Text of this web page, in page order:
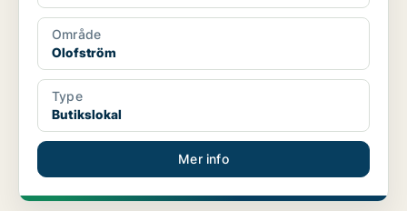
Område
Olofström
Type
Butikslokal
Mer info